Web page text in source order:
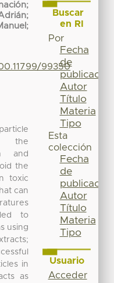
;
;
;
99350
the
and
the
toxic
can
to
using
in
as
Buscar
en RI
Por
Fecha
de
publicación
Autor
Título
Materia
Tipo
Esta
colección
Fecha
de
publicación
Autor
Título
Materia
Tipo
Usuario
Acceder